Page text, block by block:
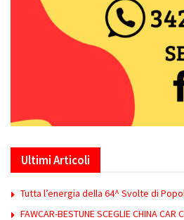
Ultimi Articoli
Tutta l’energia della 64^ Svolte di
FAWCAR-BESTUNE SCEGLIE CHINA CAR